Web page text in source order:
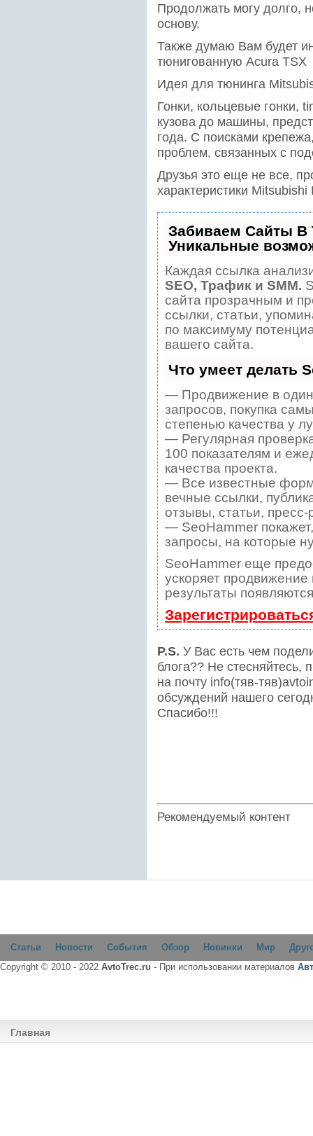
Продолжать могу долго,
основу.
Также думаю Вам будет
тюнигованную Acura TSX
Идея для тюнинга
Гонки, кольцевые гонки,
кузова до машины,
года. С поисками
проблем, связанных с
Друзья это еще не все,
характеристики Mitsubishi
Забиваем Сайты
Уникальные
Каждая ссылка
SEO, Трафик и SMM.
сайта прозрачным и
ссылки, статьи,
по максимуму
вашего сайта.
Что умеет делать
— Продвижение в один
запросов, покупка
степенью качества у
— Регулярная
100 показателям и
качества проекта.
— Все известные
вечные ссылки,
отзывы, статьи,
— SeoHammer
запросы, на которые
SeoHammer еще
ускоряет
результаты
P.S. У Вас есть чем
блога?? Не стесняйтесь,
на почту info(тяв-
обсуждений нашего
Спасибо!!!
Рекомендуемый контент
Статьи Новости События Обзор Новинки Мир
Copyright © 2010 - 2022 AvtoTrec.ru - При использовании материалов
Главная